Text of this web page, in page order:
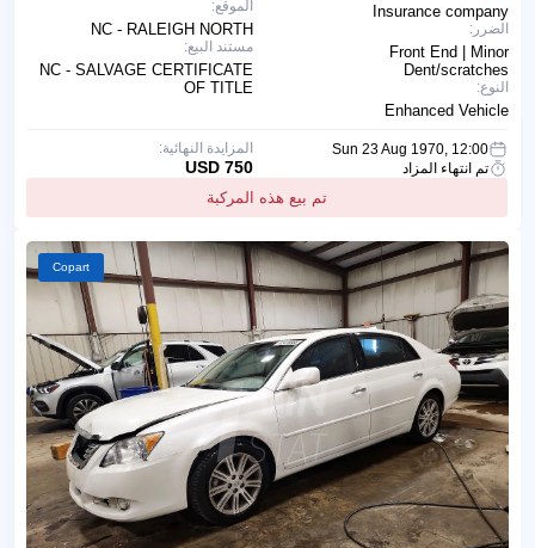
الموقع:
NC - RALEIGH NORTH
مستند البيع:
NC - SALVAGE CERTIFICATE
OF TITLE
Insurance company
الضرر:
Front End | Minor
Dent/scratches
النوع:
Enhanced Vehicle
Sun 23 Aug 1970, 12:00
تم انتهاء المزاد
تم بيع هذه المركبة
المزايدة النهائية:
750 USD
Copart